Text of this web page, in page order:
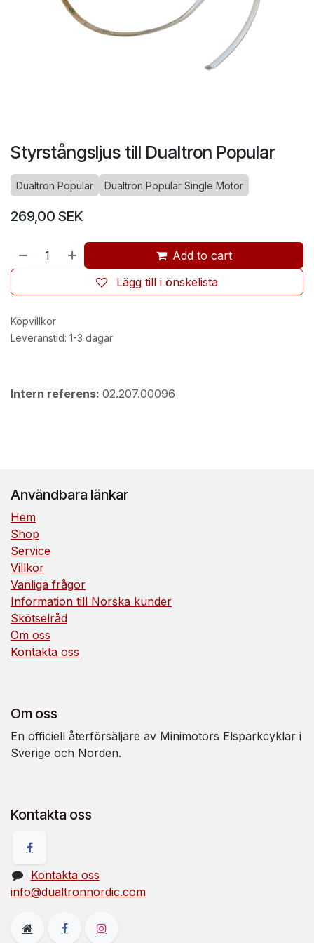
Styrstångsljus till Dualtron Popular
Dualtron Popular Dualtron Popular Single Motor
269,00 SEK
Add to cart
Lägg till i önskelista
Köpvillkor
Leveranstid: 1-3 dagar
Intern referens: 02.207.00096
Användbara länkar
Hem
Shop
Service
Villkor
Vanliga frågor
Information till Norska kunder
Skötselråd
Om oss
Kontakta oss
Om oss
En officiell återförsäljare av Minimotors Elsparkcyklar i
Sverige och Norden.
Kontakta oss
Kontakta oss
info@dualtronnordic.com